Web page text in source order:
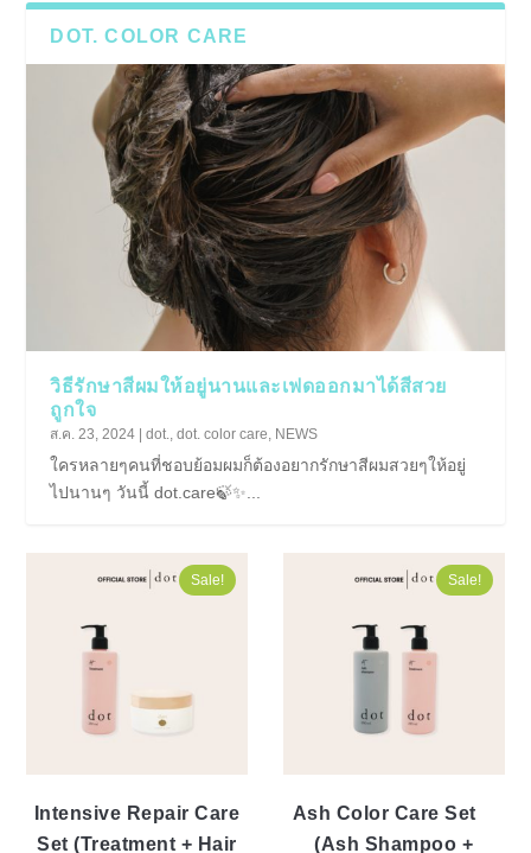
DOT. COLOR CARE
วิธีรักษาสีผมให้อยู่นานและเฟดออกมาได้สีสวย
ถูกใจ
ส.ค. 23, 2024 |dot.,dot. color care, NEWS
ใครหลายๆคนที่ชอบย้อมผมก็ต้องอยากรักษาสีผมสวยๆให้อยู่
ไปนานๆ วันนี้ dot.care🍃✨...
Sale!
Intensive Repair Care
Set (Treatment + Hair
Sale!
Ash Color Care Set
(Ash Shampoo +